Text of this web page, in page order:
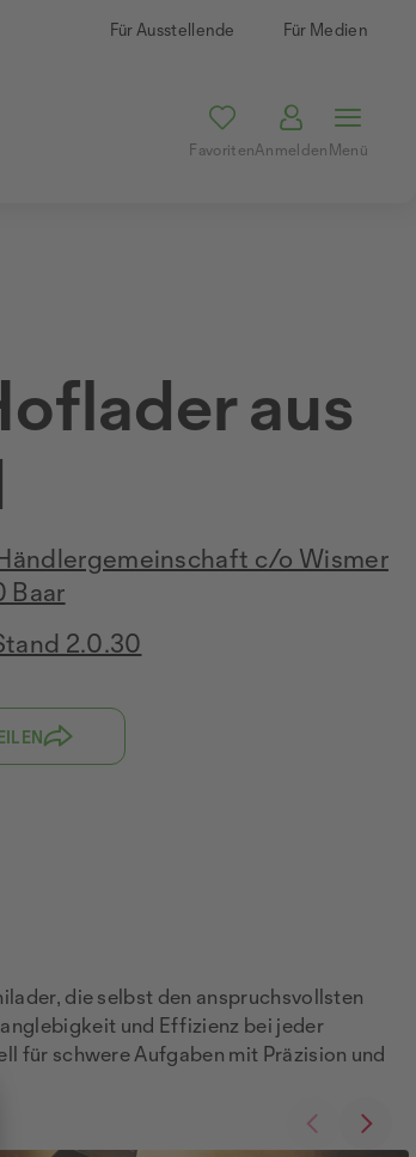
Für Ausstellende Für Medien
FavoritenAnmeldenMenü
aus
c/o Wismer
Baar
2.0.30
die selbst den anspruchsvollsten
und Effizienz bei jeder
für schwere Aufgaben mit Präzision und